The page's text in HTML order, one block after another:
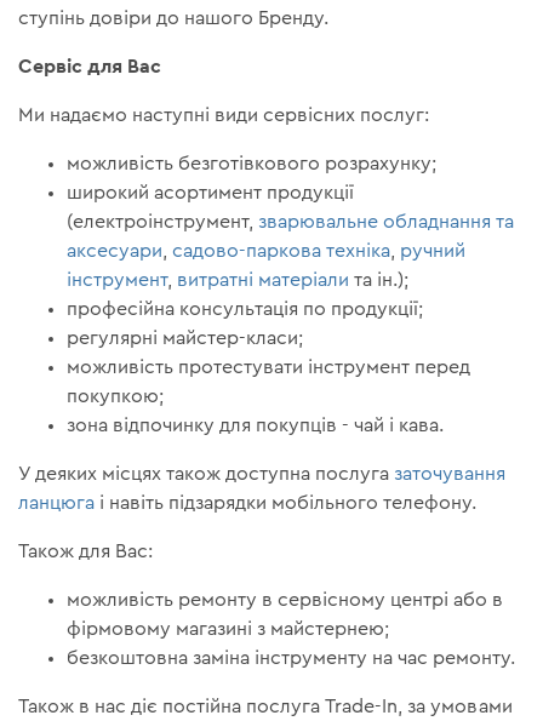
ступінь довіри до нашого Бренду.
Сервіс для Вас
Ми надаємо наступні види сервісних послуг:
можливість безготівкового розрахунку;
широкий асортимент продукції
(електроінструмент, зварювальне обладнання та
аксесуари ,садово-паркова техніка ручний
інструмент, витратні матеріали та ін.);
професійна консультація по продукції;
регулярні майстер-класи;
можливість протестувати інструмент перед
покупкою;
зона відпочинку для покупців - чай ​​і кава.
У деяких місцях також доступна послуга заточування
ланцюга і навіть підзарядки мобільного телефону.
Також для Вас:
можливість ремонту в сервісному центрі або в
фірмовому магазині з майстернею;
безкоштовна заміна інструменту на час ремонту.
Також в нас діє постійна послуга Trade-In, за умовами